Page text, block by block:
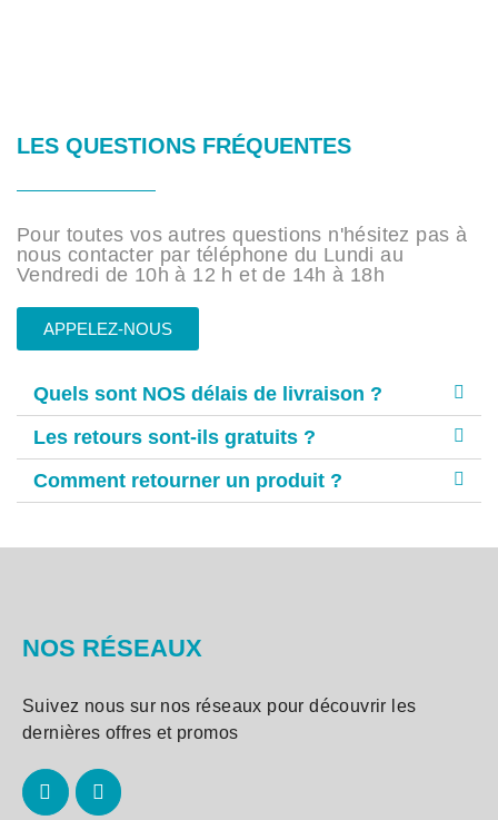
LES QUESTIONS FRÉQUENTES
Pour toutes vos autres questions n'hésitez pas à
nous contacter par téléphone du Lundi au
Vendredi de 10h à 12 h et de 14h à 18h
APPELEZ-NOUS
Quels sont NOS délais de livraison ?
Les retours sont-ils gratuits ?
Comment retourner un produit ?
NOS RÉSEAUX
Suivez nous sur nos réseaux pour découvrir les
dernières offres et promos